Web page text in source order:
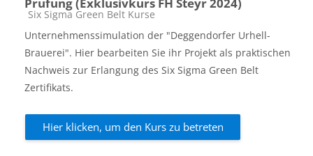
Kursbereich
Six Sigma Green Belt Kurse
Unternehmenssimulation der "Deggendorfer Urhell-
Brauerei". Hier bearbeiten Sie ihr Projekt als praktischen
Nachweis zur Erlangung des Six Sigma Green Belt
Zertifikats.
Hier klicken, um den Kurs zu betreten